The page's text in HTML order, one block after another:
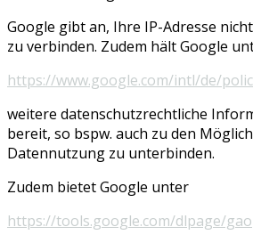
Google gibt an, Ihre IP-Adresse
zu verbinden. Zudem hält Google
https://www.google.com/intl/de/
weitere datenschutzrechtliche
bereit, so bspw. auch zu den
Datennutzung zu unterbinden.
Zudem bietet Google unter
https://tools.google.com/dlpage/